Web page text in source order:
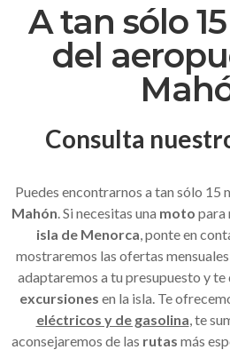
A tan sólo
del
Consulta
Puedes encontrarnos a tan sólo 15
Mahón. Si necesitas una moto para
isla de Menorca, ponte en
mostraremos las ofertas
adaptaremos a tu presupuesto y te
excursiones en la isla. Te
eléctricos y de gasolina, te
aconsejaremos de las rutas más